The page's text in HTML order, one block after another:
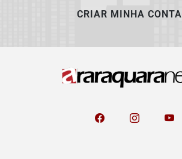
CRIAR MINHA CONTA